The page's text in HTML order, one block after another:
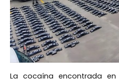
La cocaína encontrada